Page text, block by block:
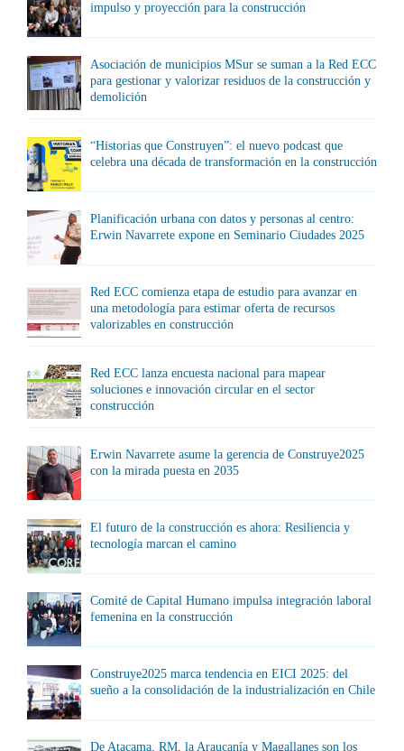
impulso y proyección para la construcción
Asociación de municipios MSur se suman a la Red ECC
para gestionar y valorizar residuos de la construcción y
demolición
“Historias que Construyen”: el nuevo podcast que
celebra una década de transformación en la construcción
Planificación urbana con datos y personas al centro:
Erwin Navarrete expone en Seminario Ciudades 2025
Red ECC comienza etapa de estudio para avanzar en
una metodología para estimar oferta de recursos
valorizables en construcción
Red ECC lanza encuesta nacional para mapear
soluciones e innovación circular en el sector
construcción
Erwin Navarrete asume la gerencia de Construye2025
con la mirada puesta en 2035
El futuro de la construcción es ahora: Resiliencia y
tecnología marcan el camino
Comité de Capital Humano impulsa integración laboral
femenina en la construcción
Construye2025 marca tendencia en EICI 2025: del
sueño a la consolidación de la industrialización en Chile
De Atacama, RM, la Araucanía y Magallanes son los